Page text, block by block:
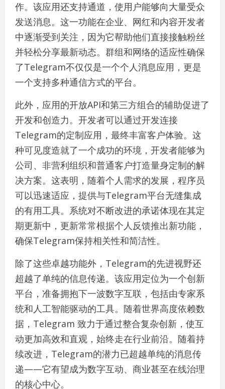
作。该应用还支持通道，使用户能够向大量受众
发送消息。这一功能在企业、网红和内容开发者
中逐渐受到关注，因为它帮助他们直接接触粉丝
并轻松分享最新动态。群组和网络的适应性确保
了Telegram不仅仅是一个个人消息应用，更是
一个支持多种通信方式的平台。
此外，应用的开放API和第三方组合的辅助促进了
开发和创造力。开发者可以通过开发连接
Telegram的定制应用，最终丰富客户体验。这
种可见度造就了一个成功的环境，开发者能够为
公司、非营利组织和普通客户打造量身定制的解
决方案。这表明，随着个人需求的发展，程序员
可以迅速适应，提供与Telegram平台无缝集成
的有用工具。系统对不断改进的承诺体现在其定
期更新中，更新常常根据个人反馈推出新功能，
确保Telegram保持相关性和简洁性。
除了这些卓越功能外，Telegram的先进视野还
超越了单纯的信息传递。该应用定位为一个创新
平台，准备拥抱下一波数字互联，包括由专家系
统和人工智能驱动的工具。随着世界高度依赖数
据，Telegram 致力于通过整合复杂创新，使互
动更加高效和直观，始终走在行业前沿。随着持
续改进，Telegram的潜力已超越单纯的消息传
递——它有望成为数字互动、商业甚至在线治理
的核心中心。